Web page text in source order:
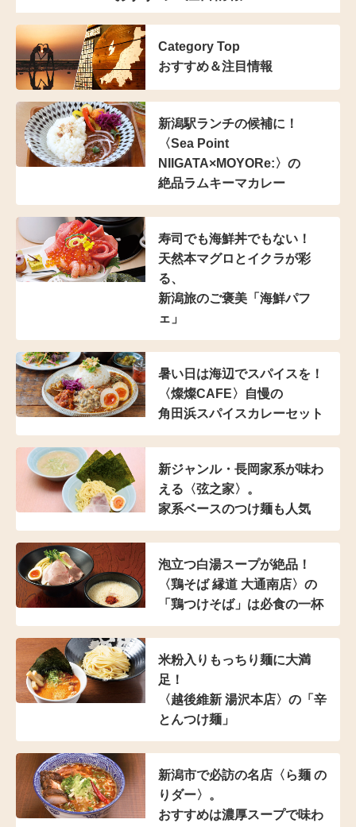
Category Top
おすすめ＆注目情報
新潟駅ランチの候補に！
〈Sea Point
NIIGATA×MOYORe:〉の
絶品ラムキーマカレー
寿司でも海鮮丼でもない！
天然本マグロとイクラが彩
る、
新潟旅のご褒美「海鮮パフ
ェ」
暑い日は海辺でスパイスを！
〈燦燦CAFE〉自慢の
角田浜スパイスカレーセット
新ジャンル・長岡家系が味わ
える〈弦之家〉。
家系ベースのつけ麺も人気
泡立つ白湯スープが絶品！
〈鶏そば 縁道 大通南店〉の
「鶏つけそば」は必食の一杯
米粉入り もっちり麺に大満
足！
〈越後維新 湯沢本店〉の 「辛
とんつけ麺」
新潟市で必訪の名店 〈ら麺 の
りダー〉。
おすすめは濃厚スープで味わ